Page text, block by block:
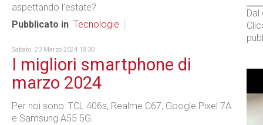
aspettando l’estate?
Pubblicato in Tecnologie
Sabato, 23 Marzo 2024 18:30
I migliori smartphone di
marzo 2024
Per noi sono: TCL 406s, Realme C67, Google Pixel 7A
e Samsung A55 5G.